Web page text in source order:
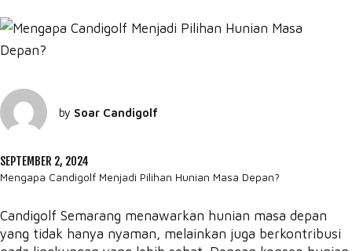
by Soar Candigolf
SEPTEMBER 2, 2024
Mengapa Candigolf Menjadi Pilihan Hunian Masa Depan?
Candigolf Semarang menawarkan hunian masa depan
yang tidak hanya nyaman, melainkan juga berkontribusi